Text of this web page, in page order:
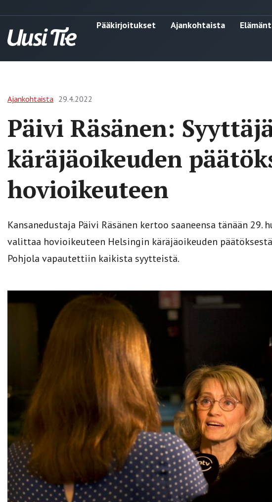
Pääkirjoitukset Ajankohtaista
Ajankohtaista 29.4.2022
Päivi Räsänen:
käräjäoikeuden
hovioikeuteen
Kansanedustaja Päivi Räsänen kertoo saaneensa tänään
valittaa hovioikeuteen Helsingin käräjäoikeuden
Pohjola vapautettiin kaikista syytteistä.